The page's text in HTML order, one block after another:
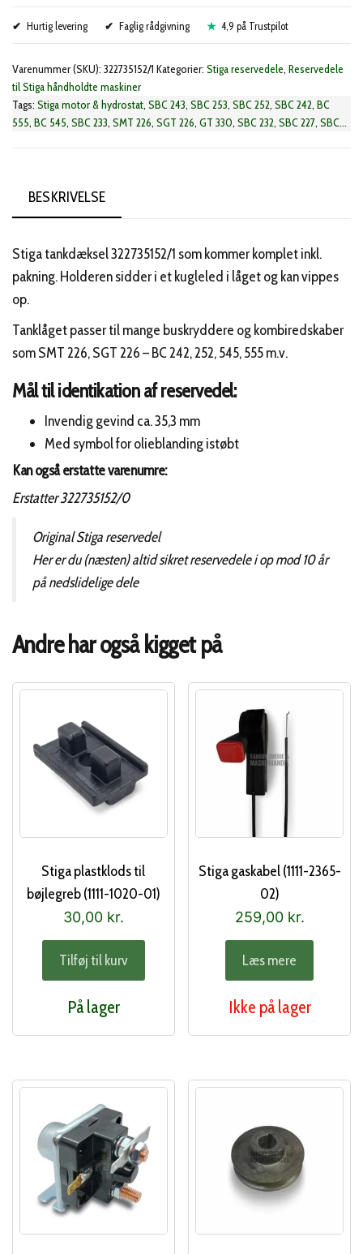
antal
Hurtig levering Faglig rådgivning 4,9 på Trustpilot
Varenummer (SKU): 322735152/1 Kategorier: Stiga reservedele, Reservedele
til Stiga håndholdte maskiner
Tags: Stiga motor & hydrostat, SBC 243, SBC 253, SBC 252, SBC 242, BC
555, BC 545, SBC 233, SMT 226, SGT 226, GT 330, SBC 232, SBC 227, SBC
BESKRIVELSE
Stiga tankdæksel 322735152/1 som kommer komplet inkl.
pakning. Holderen sidder i et kugleled i låget og kan vippes
op.
Tanklåget passer til mange buskryddere og kombiredskaber
som SMT 226, SGT 226 – BC 242, 252, 545, 555 m.v.
Mål til identikation af reservedel:
Invendig gevind ca. 35,3 mm
Med symbol for olieblanding istøbt
Kan også erstatte varenumre:
Erstatter 322735152/0
Original Stiga reservedel
Her er du (næsten) altid sikret reservedele i op mod 10 år
på nedslidelige dele
Andre har også kigget på
Stiga plastklods til
bøjlegreb (1111-1020-01)
30,00 kr.
Tilføj til kurv
På lager
Stiga gaskabel (1111-2365-
02)
259,00 kr.
Læs mere
Ikke på lager